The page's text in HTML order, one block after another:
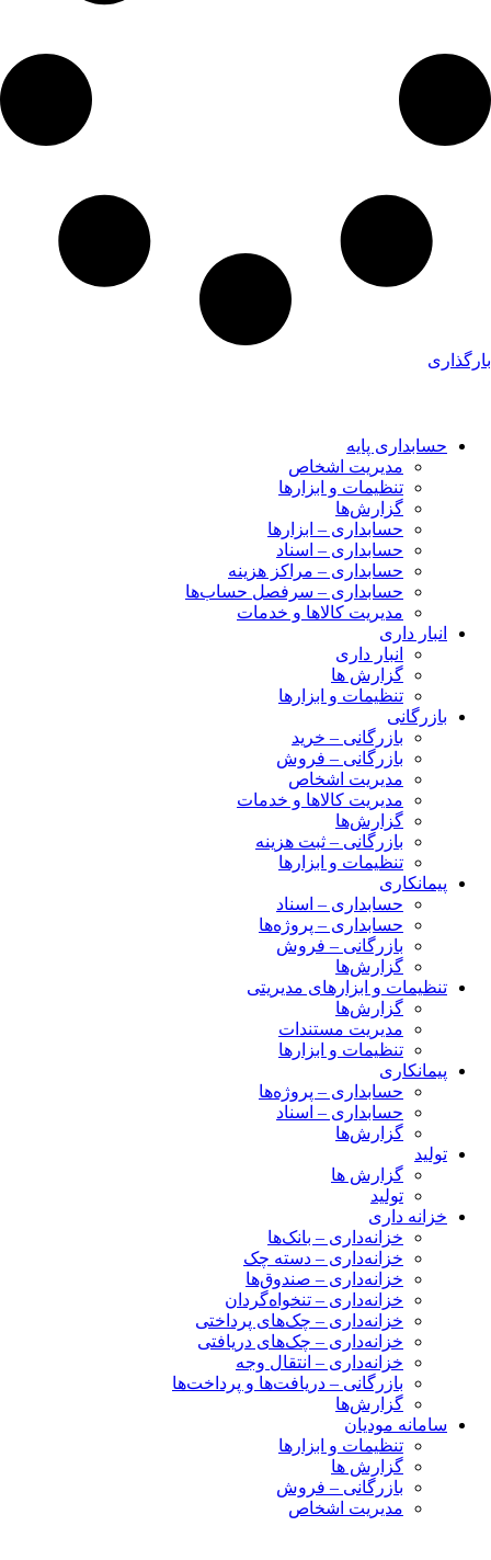
بارگذاری
حسابداری پایه
مدیریت اشخاص
تنظیمات و ابزارها
گزارش‌ها
حسابداری – ابزارها
حسابداری – اسناد
حسابداری – مراکز هزینه
حسابداری – سرفصل حساب‌ها
مدیریت کالاها و خدمات
انبار داری
انبار داری
گزارش ها
تنظیمات و ابزارها
بازرگانی
بازرگانی – خرید
بازرگانی – فروش
مدیریت اشخاص
مدیریت کالاها و خدمات
گزارش‌ها
بازرگانی – ثبت هزینه
تنظیمات و ابزارها
پیمانکاری
حسابداری – اسناد
حسابداری – پروژه‌ها
بازرگانی – فروش
گزارش‌ها
تنظیمات و ابزارهای مدیریتی
گزارش‌ها
مدیریت مستندات
تنظیمات و ابزارها
پیمانکاری
حسابداری – پروژه‌ها
حسابداری – اسناد
گزارش‌ها
تولید
گزارش ها
تولید
خزانه داری
خزانه‌داری – بانک‌ها
خزانه‌داری – دسته چک
خزانه‌داری – صندوق‌ها
خزانه‌داری – تنخواه‌گردان
خزانه‌داری – چک‌های پرداختی
خزانه‌داری – چک‌های دریافتی
خزانه‌داری – انتقال وجه
بازرگانی – دریافت‌ها و پرداخت‌ها
گزارش‌ها
سامانه مودیان
تنظیمات و ابزارها
گزارش ها
بازرگانی – فروش
مدیریت اشخاص